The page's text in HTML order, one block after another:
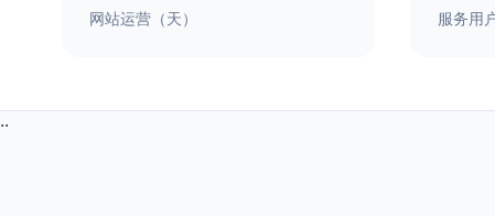
网站运营（天） 服务用
··